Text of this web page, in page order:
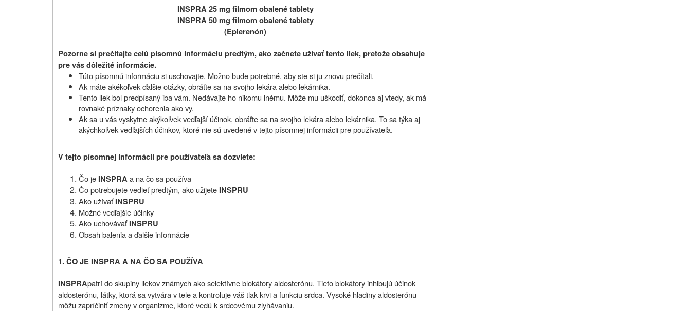
INSPRA 25 mg filmom obalené tablety
INSPRA 50 mg filmom obalené tablety
(Eplerenón)
Pozorne si prečítajte celú písomnú informáciu predtým, ako začnete užívať tento liek, pretože obsahuje
pre vás dôležité informácie.
Túto písomnú informáciu si uschovajte. Možno bude potrebné, aby ste si ju znovu prečítali.
Ak máte akékoľvek ďalšie otázky, obráťte sa na svojho lekára alebo lekárnika.
Tento liek bol predpísaný iba vám. Nedávajte ho nikomu inému. Môže mu uškodiť, dokonca aj vtedy, ak má
rovnaké príznaky ochorenia ako vy.
Ak sa u vás vyskytne akýkoľvek vedľajší účinok, obráťte sa na svojho lekára alebo lekárnika. To sa týka aj
akýchkoľvek vedľajších účinkov, ktoré nie sú uvedené v tejto písomnej informácii pre používateľa.
V tejto písomnej informácií pre používateľa sa dozviete:
Čo je INSPRAa na čo sa používa
Čo potrebujete vedieť predtým, ako užijete INSPRU
Ako užívať INSPRU
Možné vedľajšie účinky
Ako uchovávať INSPRU
Obsah balenia a ďalšie informácie
1. ČO JE INSPRA A NA ČO SA POUŽÍVA
INSPRApatrí do skupiny liekov známych ako selektívne blokátory aldosterónu. Tieto blokátory inhibujú účinok
aldosterónu, látky, ktorá sa vytvára v tele a kontroluje váš tlak krvi a funkciu srdca. Vysoké hladiny aldosterónu
môžu zapríčiniť zmeny v organizme, ktoré vedú k srdcovému zlyhávaniu.